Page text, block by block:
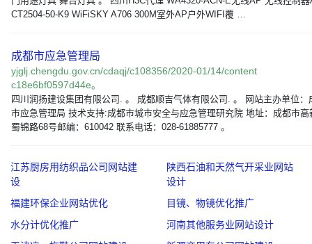
CT2504-50-K9 WiFiSKY A706 300M室外AP户外WIFI覆 …
成都市应急管理局
yjglj.chengdu.gov.cn/cdaqj/c108356/2020-01/14/content
c18e6bf0597d44e。
四川润扬建设集团有限公司. 。 成都顺吉气体有限公司. 。 网站主办单位：
市应急管理局 技术支持:成都市城市安全与应急管理研究院 地址：成都市高
蜀锦路68号邮编：610042 联系电话：028-61885777 。
江苏厨房用纺织品公司网站建
设
陕西石油和天然气开采业网站
设计
福建环保企业网站优化
目镜、物镜优化推广
水分计优化推广
河南其他服务业网站设计